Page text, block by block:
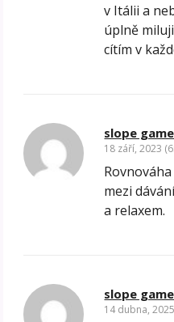
v Itálii a
úplně
cítím v
slope game
18 září, 2023
mezi
a relaxem.
slope game
14 dubna,